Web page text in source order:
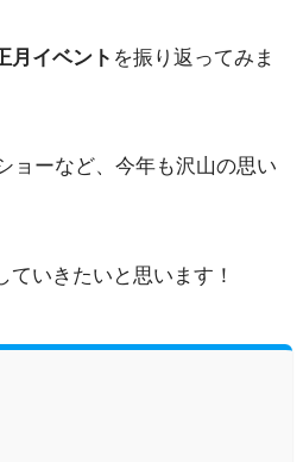
月イベント を振り返ってみま
ョーなど、今年も沢山の思い
いきたいと思います！